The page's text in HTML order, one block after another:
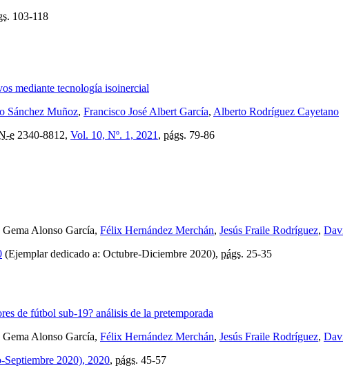
103-118
mediante tecnología isoinercial
Sánchez Muñoz, Francisco José Albert García, Alberto Rodríguez Cayetano
e 2340-8812, Vol. 10, Nº. 1, 2021 , págs. 79-86
Gema Alonso García, Félix Hernández Merchán, Jesús Fraile Rodríguez,
(Ejemplar dedicado a: Octubre-Diciembre 2020), págs. 25-35
de fútbol sub-19? análisis de la pretemporada
Gema Alonso García, Félix Hernández Merchán, Jesús Fraile Rodríguez,
Septiembre 2020), 2020, págs. 45-57